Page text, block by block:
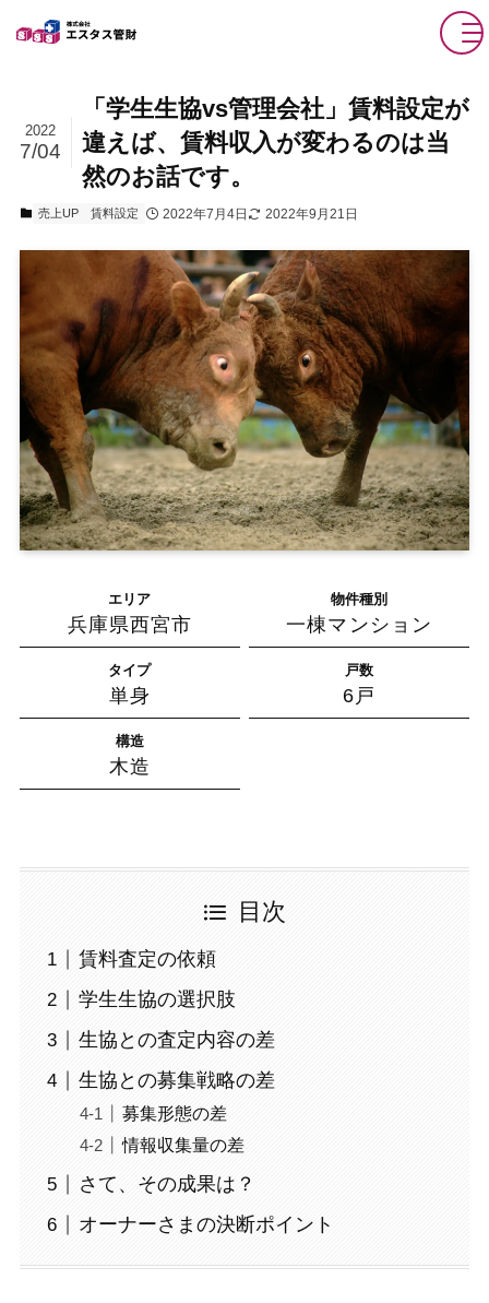
「学生生協vs管理会社」賃料設定が
違えば、賃料収入が変わるのは当
然のお話です。
2022
7/04
売上UP 賃料設定 2022年7月4日 2022年9月21日
エリア
兵庫県西宮市
物件種別
一棟マンション
タイプ
単身
戸数
6戸
構造
木造
目次
賃料査定の依頼
学生生協の選択肢
生協との査定内容の差
生協との募集戦略の差
募集形態の差
情報収集量の差
さて、その成果は？
オーナーさまの決断ポイント